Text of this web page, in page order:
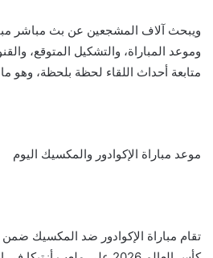
ويبحث آلاف المشجعين عن بث مباشر
وموعد المباراة، والتشكيل المتوقع،
متابعة أحداث اللقاء لحظة بلحظة، وهو
موعد مباراة الإكوادور والمكسيك اليوم